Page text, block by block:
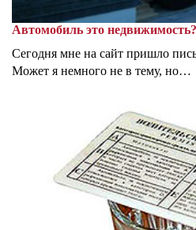
Автомобиль это недвижимость?
Сегодня мне на сайт пришло
Может я немного не в тему, но…